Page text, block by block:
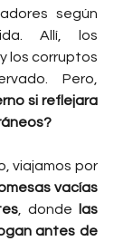
según
Allí, los
los corruptos
si reflejara
viajamos por
vacías
, donde
las
antes de